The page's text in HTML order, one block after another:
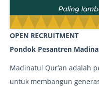
OPEN RECRUITMENT
Pondok Pesantren
Madinatul Qur’an adalah
untuk membangun